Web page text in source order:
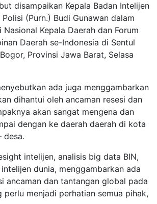
disampaikan Kepala Badan Intelijen
(Purn.) Budi Gunawan dalam
Nasional Kepala Daerah dan Forum
Daerah se-Indonesia di Sentul
Provinsi Jawa Barat, Selasa
ada juga menggambarkan
dihantui oleh ancaman resesi dan
akan sangat mengena dan
dengan ke daerah daerah di kota
desa.
intelijen, analisis big data BIN,
dunia, menggambarkan ada
ancaman dan tantangan global pada
perlu menjadi perhatian semua pihak,